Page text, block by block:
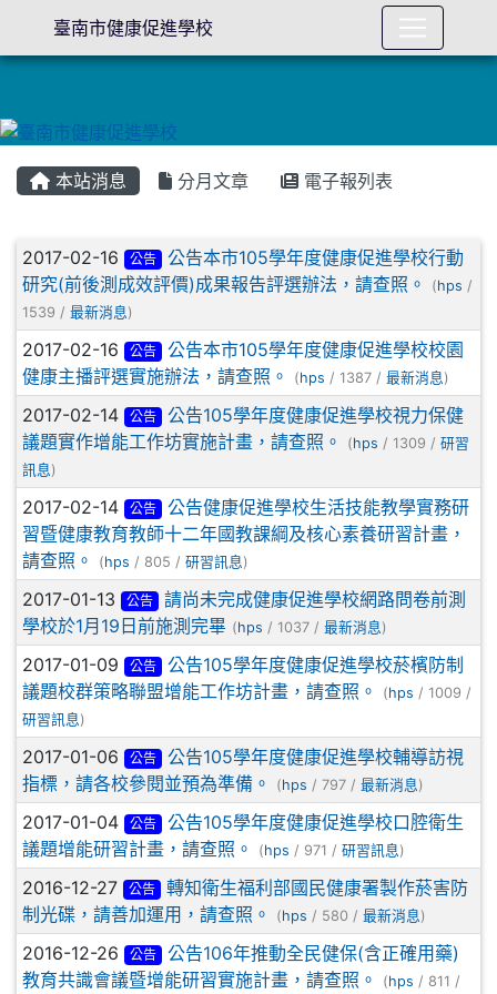
本站消息 分月文章 電子報列表
文章列表
2017-02-16 公告
公告本市105學年度健康促進學校行動
研究(前後測成效評價)成果報告評選辦法，請查照。
(hps /
1539 / 最新消息 )
2017-02-16 公告
公告本市105學年度健康促進學校校園
健康主播評選實施辦法，請查照。
(hps / 1387 / 最新消息 )
2017-02-14 公告
公告105學年度健康促進學校視力保健
議題實作增能工作坊實施計畫，請查照。
(hps / 1309 / 研習
訊息 )
2017-02-14 公告
公告健康促進學校生活技能教學實務研
習暨健康教育教師十二年國教課綱及核心素養研習計畫，
請查照。
(hps / 805 / 研習訊息 )
2017-01-13 公告
請尚未完成健康促進學校網路問卷前測
學校於1月19日前施測完畢 (hps / 1037 / 最新消息 )
2017-01-09 公告
公告105學年度健康促進學校菸檳防制
議題校群策略聯盟增能工作坊計畫，請查照。
(hps / 1009 /
研習訊息 )
2017-01-06 公告
公告105學年度健康促進學校輔導訪視
指標，請各校參閱並預為準備。
(hps / 797 / 最新消息 )
2017-01-04 公告
公告105學年度健康促進學校口腔衛生
議題增能研習計畫，請查照。
(hps / 971 / 研習訊息 )
2016-12-27 公告
轉知衛生福利部國民健康署製作菸害防
制光碟，請善加運用，請查照。
(hps / 580 / 最新消息 )
2016-12-26 公告
公告106年推動全民健保(含正確用藥)
教育共識會議暨增能研習實施計畫，請查照。
(hps / 811 /
臺南市健康促進學校